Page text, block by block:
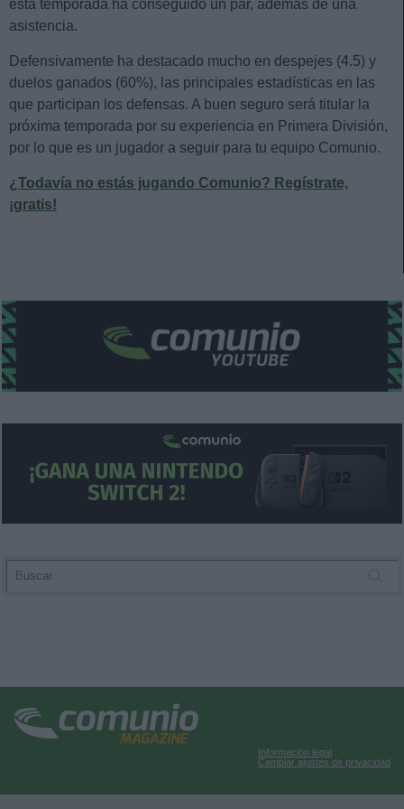
esta temporada ha conseguido un par, además de una
asistencia.
Defensivamente ha destacado mucho en despejes (4.5) y
duelos ganados (60%), las principales estadísticas en las
que participan los defensas. A buen seguro será titular la
próxima temporada por su experiencia en Primera División,
por lo que es un jugador a seguir para tu equipo Comunio.
¿Todavía no estás jugando Comunio? Regístrate,
¡gratis!
Información legal
Cambiar ajustes de privacidad